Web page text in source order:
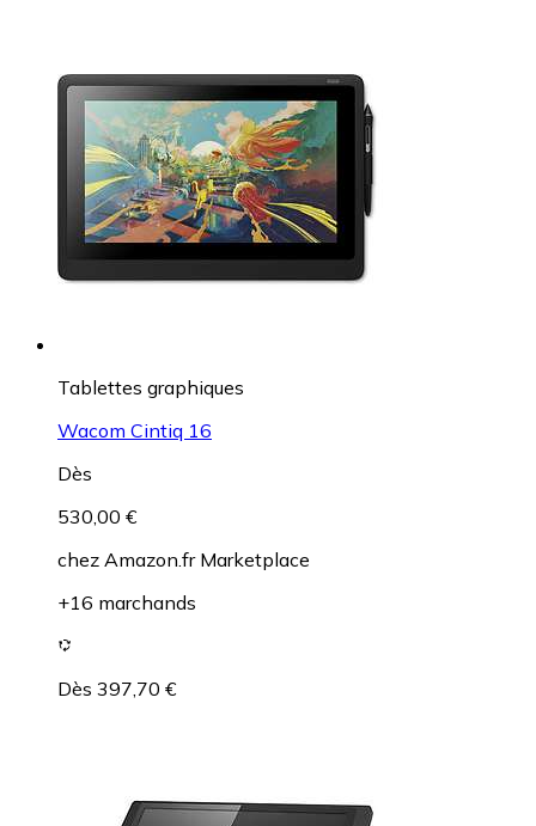
Tablettes graphiques
Wacom Cintiq 16
Dès
530,00 €
chez Amazon.fr Marketplace
+16 marchands
Dès 397,70 €